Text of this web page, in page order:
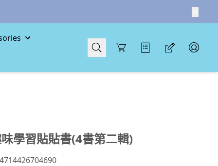
Cart
學習貼貼書(4書第二輯)